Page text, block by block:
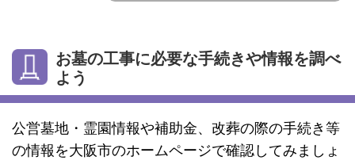
お墓の工事に必要な手続きや情報を調べ
よう
公営墓地・霊園情報や補助金、改葬の際の手続き等
の情報を大阪市のホームページで確認してみましょ